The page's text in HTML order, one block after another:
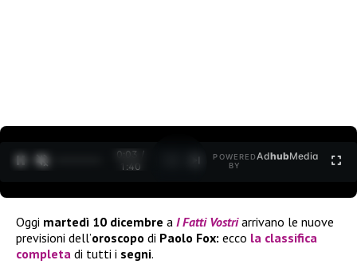
0:03 /
1:40
POWERED
BY
AdhubMedia
Oggi martedì 10 dicembre a I Fatti Vostriarrivano le nuove
previsioni dell’oroscopo di Paolo Fox: ecco la classifica
completa di tutti i segni.